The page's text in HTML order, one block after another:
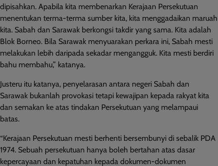
dipisahkan. Apabila kita membenarkan Kerajaan Persekutuan
menentukan terma-terma sumber kita, kita menggadaikan maruah
kita. Sabah dan Sarawak berkongsi takdir yang sama. Kita adalah
Blok Borneo. Bila Sarawak menyuarakan perkara ini, Sabah mesti
melakukan lebih daripada sekadar mengangguk. Kita mesti berdiri
bahu membahu,” katanya.
Justeru itu katanya, penyelarasan antara negeri Sabah dan
Sarawak bukanlah provokasi tetapi kewajipan kepada rakyat kita
dan semakan ke atas tindakan Persekutuan yang melampaui
batas.
“Kerajaan Persekutuan mesti berhenti bersembunyi di sebalik PDA
1974. Sebuah persekutuan hanya boleh bertahan atas dasar
kepercayaan dan kepatuhan kepada dokumen-dokumen